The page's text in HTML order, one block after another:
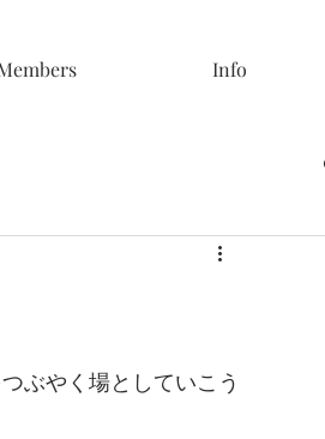
Info
ぶやく場としていこう